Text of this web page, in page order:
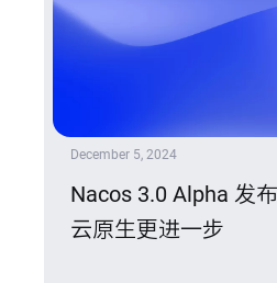
December 5, 2024
Nacos 3.0 Alpha 发
云原生更进一步